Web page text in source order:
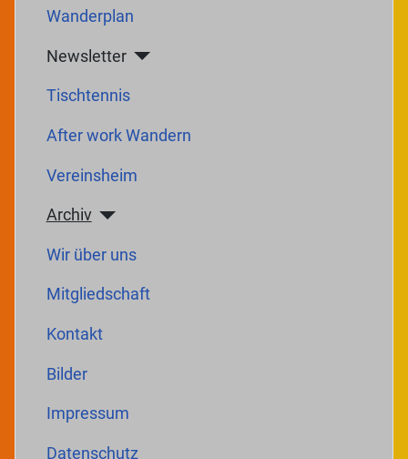
Wanderplan
Newsletter
Tischtennis
After work Wandern
Vereinsheim
Archiv
Wir über uns
Mitgliedschaft
Kontakt
Bilder
Impressum
Datenschutz